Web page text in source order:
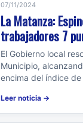
07/11/2024
La Matanza:
trabajadores 7
El Gobierno local
Municipio,
encima del índice de
Leer noticia →